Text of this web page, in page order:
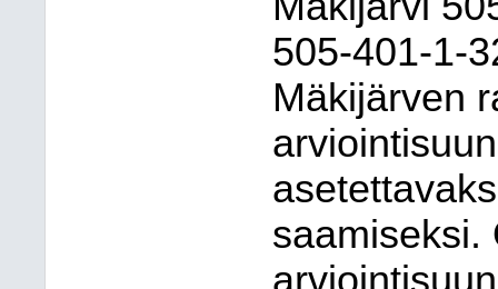
505-401-1-
Mäkijärven
saamiseksi.